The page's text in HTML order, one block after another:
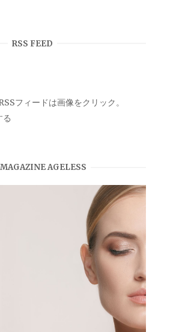
RSS FEED
フィードは画像をクリック。
る
AGELESS